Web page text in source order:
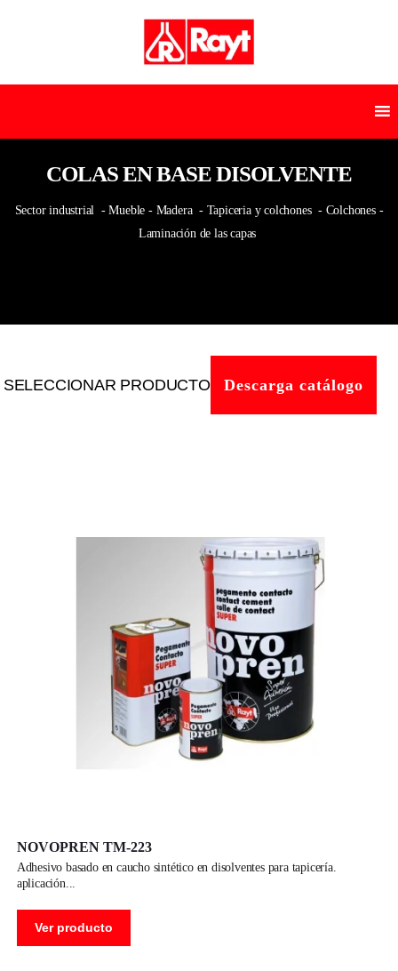
COLAS EN BASE DISOLVENTE
Sector industrial - Mueble - Madera - Tapiceria y colchones - Colchones -
Laminación de las capas
SELECCIONAR PRODUCTO Descarga catálogo
NOVOPREN TM-223
adhesivo basado en caucho sintético en disolventes para tapicería.
aplicación
Ver producto